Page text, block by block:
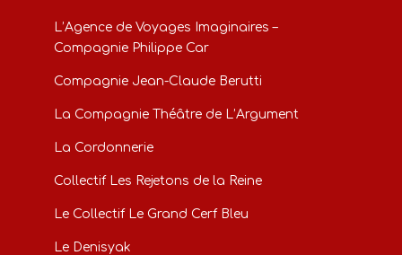
L’Agence de Voyages Imaginaires –
Compagnie Philippe Car
Compagnie Jean-Claude Berutti
La Compagnie Théâtre de L’Argument
La Cordonnerie
Collectif Les Rejetons de la Reine
Le Collectif Le Grand Cerf Bleu
Le Denisyak